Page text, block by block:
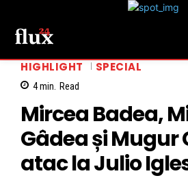
HIGHLIGHT SPECIAL
4min. Read
Mircea Badea,
Gâdea și Mugur
atac la Julio